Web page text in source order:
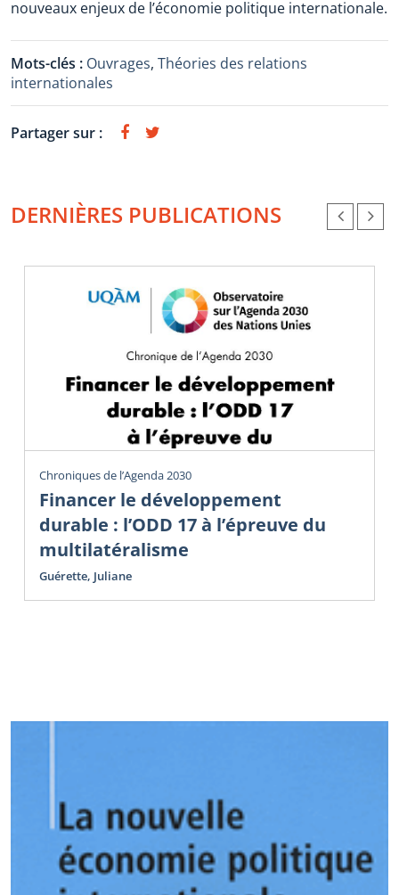
nouveaux enjeux de l’économie politique internationale.
Mots-clés : Ouvrages, Théories des relations
internationales
Partager sur :
DERNIÈRES PUBLICATIONS
Chroniques de l’Agenda 2030
Financer le développement
durable : l’ODD 17 à l’épreuve du
multilatéralisme
Guérette, Juliane